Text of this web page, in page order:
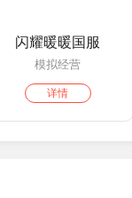
闪耀暖暖国服
模拟经营
详情